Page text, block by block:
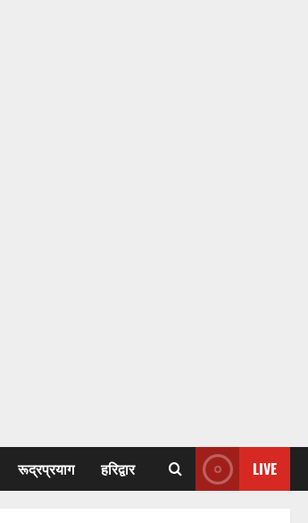
रूद्रप्रयाग हरिद्वार LIVE